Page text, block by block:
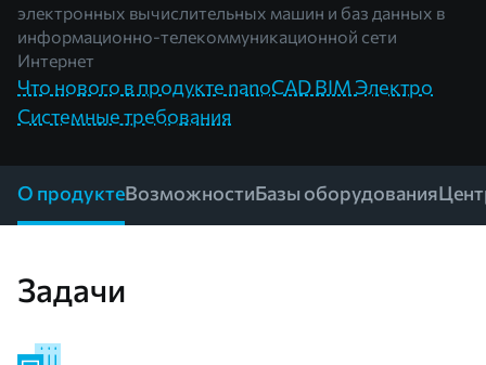
электронных вычислительных машин и баз данных в
информационно-телекоммуникационной сети
Интернет
Что нового в продукте nanoCAD BIM Электро
Системные требования
О продуктеВозможностиБазы оборудования
Задачи